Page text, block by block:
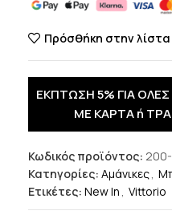
Πρόσθήκη στην λίστα
ΕΚΠΤΩΣΗ 5% ΓΙΑ ΟΛΕΣ
ΜΕ ΚΑΡΤΑ ή
Κωδικός προϊόντος:
Κατηγορίες: Αμάνικες,
Ετικέτες: New In , Vittorio